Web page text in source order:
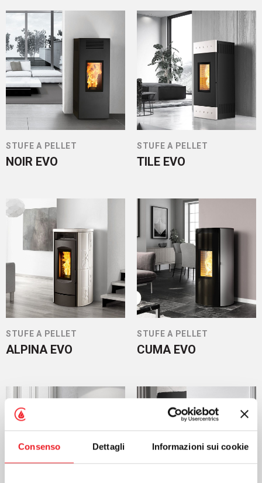
Consenso Dettagli Informazioni sui cookie
STUFE A PELLET
NOIR EVO
STUFE A PELLET
TILE EVO
STUFE A PELLET
ALPINA EVO
STUFE A PELLET
CUMA EVO